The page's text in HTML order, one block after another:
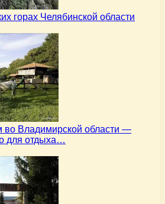
горах Челябинской области
во Владимирской области —
для отдыха…